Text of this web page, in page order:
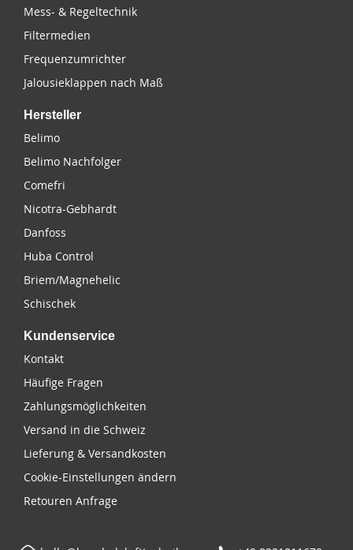
Mess- & Regeltechnik
Filtermedien
Frequenzumrichter
Jalousieklappen nach Maß
Hersteller
Belimo
Belimo Nachfolger
Comefri
Nicotra-Gebhardt
Danfoss
Huba Control
Briem/Magnehelic
Schischek
Kundenservice
Kontakt
Häufige Fragen
Zahlungsmöglichkeiten
Versand in die Schweiz
Lieferung & Versandkosten
Cookie-Einstellungen ändern
Retouren Anfrage